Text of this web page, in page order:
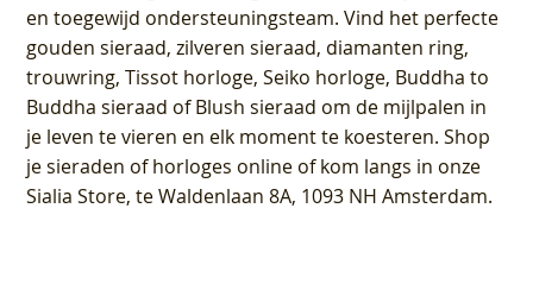
en toegewijd ondersteuningsteam. Vind het perfecte
gouden sieraad, zilveren sieraad, diamanten ring,
trouwring, Tissot horloge, Seiko horloge, Buddha to
Buddha sieraad of Blush sieraad om de mijlpalen in
je leven te vieren en elk moment te koesteren. Shop
je sieraden of horloges online of kom langs in onze
Sialia Store, te Waldenlaan 8A, 1093 NH Amsterdam.